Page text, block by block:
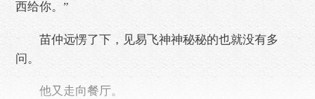
西给你。”
苗仲远愣了下，见易飞神神秘秘的也就没有多
问。
他又走向餐厅。